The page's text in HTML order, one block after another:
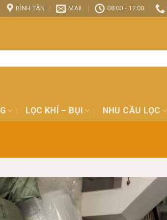
BÌNH TÂN MAIL 08:00 - 17:00
LỌC KHÍ – BỤI NHU CẦU LỌC